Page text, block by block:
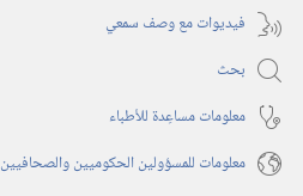
فيديوات مع وصف سمعي
بحث
معلومات مساعِدة للأطباء
معلومات للمسؤولين الحكوميين والصحافيين